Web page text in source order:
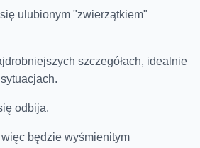
ulubionym "zwierzątkiem"
szczegółach, idealnie
odbija.
będzie wyśmienitym